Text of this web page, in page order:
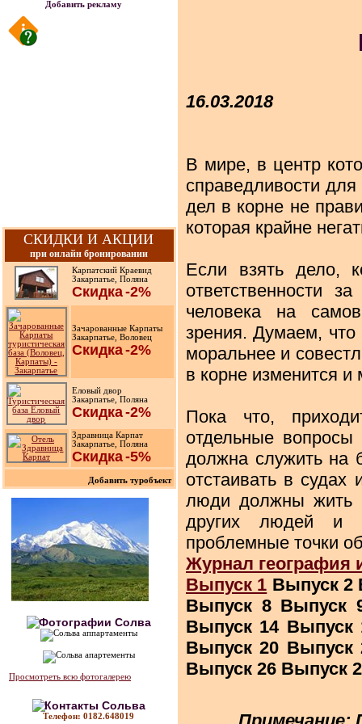
Добавить рекламу
СКИДКИ И АКЦИИ
при онлайн бронировании
Карпатский Краевид
Закарпатье, Поляна
Скидка-2%
Зачарованные Карпаты
Закарпатье, Воловец
Скидка-2%
Еловый двор
Закарпатье, Поляна
Скидка-2%
Здравница Карпат
Закарпатье, Поляна
Скидка-5%
Добавить туробъект
Просмотреть всю фотогалерею
Телефон: 0182.648019
16.03.2018
В мире, в центр
справедливости
дел в корне не
которая крайне
Если взять дело,
ответственности
человека на
зрения. Думаем, что
моральнее и
в корне изменится и
Пока что,
отдельные
должна служить на
отстаивать в
люди должны жить
других людей и
проблемные точки
Журнал география
Выпуск 1 Выпуск 2
Выпуск 8 Выпуск
Выпуск 14 Выпуск
Выпуск 20 Выпуск
Выпуск 26 Выпуск